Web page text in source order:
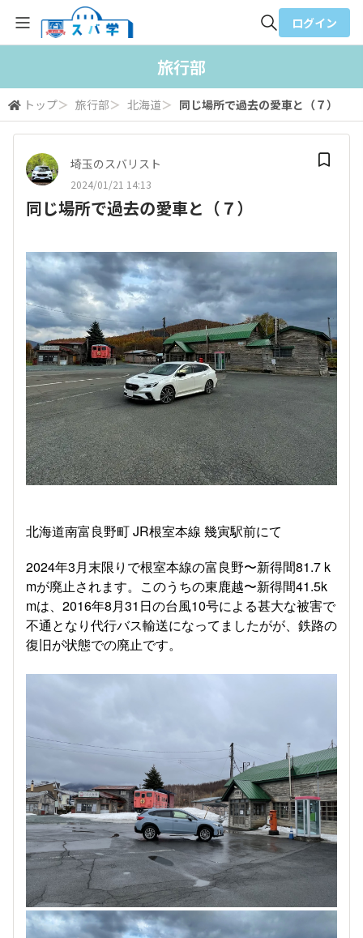
検索
ログイン
旅行部
トップ＞ 旅行部＞ 北海道＞ 同じ場所で過去の愛車と（７）
埼玉のスバリスト
2024/01/21 14:13
同じ場所で過去の愛車と（７）
北海道南富良野町 JR根室本線 幾寅駅前にて
2024年3月末限りで根室本線の富良野〜新得間81.7 k
mが廃止されます。このうちの東鹿越〜新得間41.5k
mは、2016年8月31日の台風10号による甚大な被害で
不通となり代行バス輸送になってましたがが、鉄路の
復旧が状態での廃止です。